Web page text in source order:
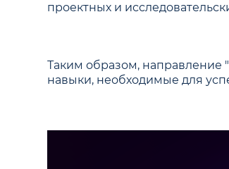
проектных и
Таким образом, направление
навыки, необходимые для